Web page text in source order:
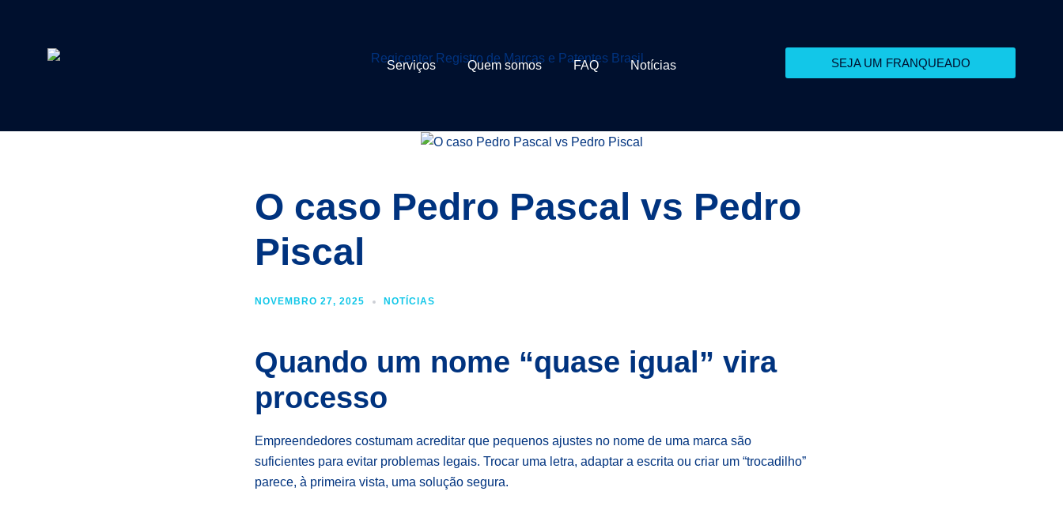
Serviços Quem somos FAQ Notícias SEJA UM FRANQUEADO
O caso Pedro Pascal vs Pedro
Piscal
NOVEMBRO 27, 2025 NOTÍCIAS
Quando um nome “quase igual” vira
processo
Empreendedores costumam acreditar que pequenos ajustes no nome de uma marca são
suficientes para evitar problemas legais. Trocar uma letra, adaptar a escrita ou criar um “trocadilho”
parece, à primeira vista, uma solução segura.